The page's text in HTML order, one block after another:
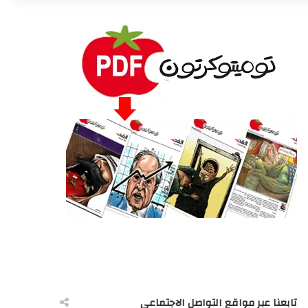
تابعنا عبر مواقع التواصل الاجتماعى